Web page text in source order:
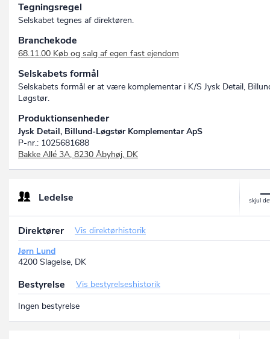
Tegningsregel
Selskabet tegnes af direktøren.
Branchekode
68.11.00 Køb og salg af egen fast ejendom
Selskabets formål
Selskabets formål er at være komplementar i K/S Jysk Detail,
Løgstør.
Produktionsenheder
Jysk Detail, Billund-Løgstør Komplementar ApS
P-nr.: 1025681688
Bakke Allé 3A, 8230 Åbyhøj, DK
Ledelse
Direktører
Vis direktørhistorik
Jørn Lund
4200 Slagelse, DK
Bestyrelse
Vis bestyrelseshistorik
Ingen bestyrelse